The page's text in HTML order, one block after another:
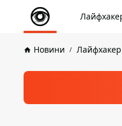
Новини Лайфхакер